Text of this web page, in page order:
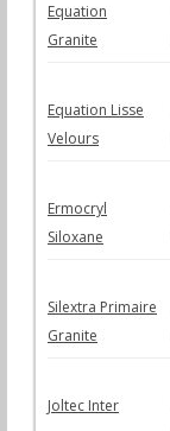
Equation
Granite
Equation Lisse
Velours
Ermocryl
Siloxane
Silextra Primaire
Granite
Joltec Inter